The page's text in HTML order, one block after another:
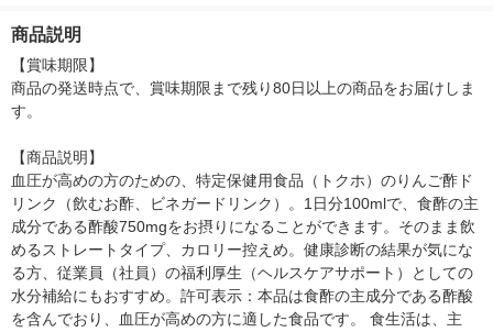
酢 2本 ビネガー
商品説明
【賞味期限】
商品の発送時点で、賞味期限まで残り80日以上の商品をお届けしま
す。
【商品説明】
血圧が高めの方のための、特定保健用食品（トクホ）のりんご酢ド
リンク（飲むお酢、ビネガードリンク）。1日分100mlで、食酢の主
成分である酢酸750mgをお摂りになることができます。そのまま飲
めるストレートタイプ、カロリー控えめ。健康診断の結果が気にな
る方、従業員（社員）の福利厚生（ヘルスケアサポート）としての
水分補給にもおすすめ。許可表示：本品は食酢の主成分である酢酸
を含んでおり、血圧が高めの方に適した食品です。 食生活は、主